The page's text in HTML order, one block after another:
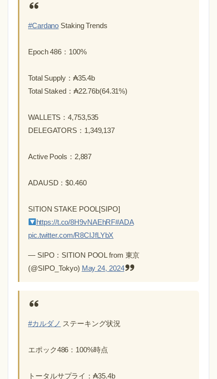
#Cardano Staking Trends
Epoch 486：100%
Total Supply：₳35.4b
Total Staked：₳22.76b(64.31%)
WALLETS：4,753,535
DELEGATORS：1,349,137
Active Pools：2,887
ADAUSD：$0.460
SITION STAKE POOL[SIPO]
https://t.co/8H9vNAEhRF#ADA
pic.twitter.com/R8CIJfLYbX
— SIPO：SITION POOL from 東京
(@SIPO_Tokyo) May 24, 2024
#カルダノ ステーキング状況
エポック486：100%時点
トータルサプライ：₳35.4b